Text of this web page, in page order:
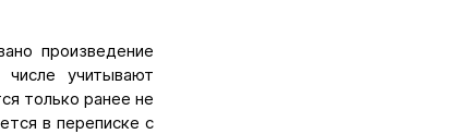
произведение
учитывают
только ранее не
в переписке с